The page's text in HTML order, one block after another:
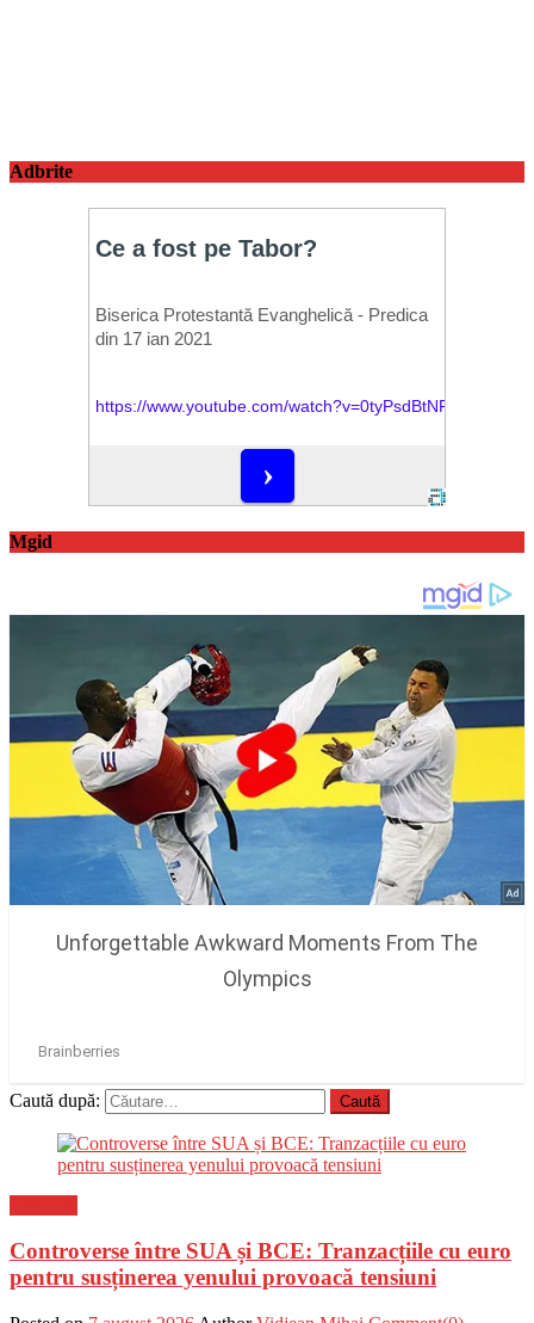
Adbrite
Mgid
Caută după:
Controverse între SUA și BCE: Tranzacțiile cu euro
pentru susținerea yenului provoacă tensiuni